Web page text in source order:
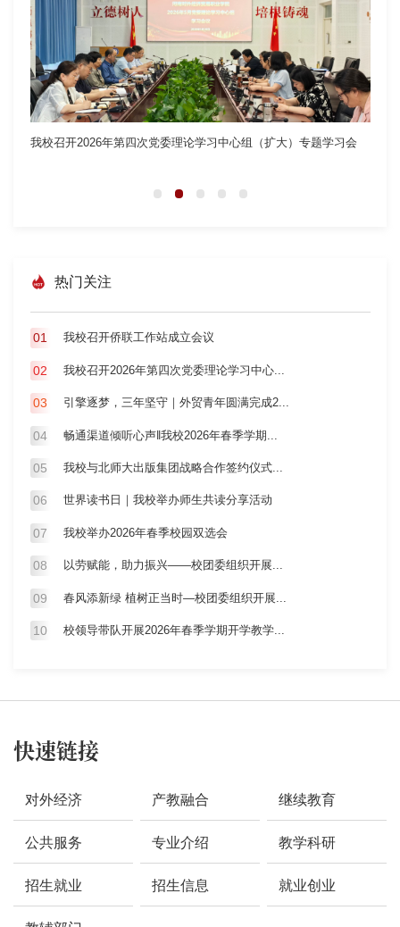
我校召开2026年第四次党委理论学习中心组（扩大）专题学习会
热门关注
01 我校召开侨联工作站成立会议
02 我校召开2026年第四次党委理论学习中心...
03 引擎逐梦，三年坚守｜外贸青年圆满完成2...
04 畅通渠道倾听心声‖我校2026年春季学期...
05 我校与北师大出版集团战略合作签约仪式...
06 世界读书日｜我校举办师生共读分享活动
07 我校举办2026年春季校园双选会
08 以劳赋能，助力振兴——校团委组织开展...
09 春风添新绿 植树正当时—校团委组织开展...
10 校领导带队开展2026年春季学期开学教学...
快速链接
对外经济 产教融合 继续教育
公共服务 专业介绍 教学科研
招生就业 招生信息 就业创业